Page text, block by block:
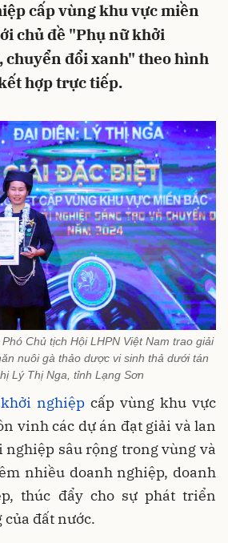
cấp vùng khu vực miền
chủ đề "Phụ nữ khởi
chuyển đổi xanh" theo hình
hợp trực tiếp.
Chủ tịch Hội LHPN Việt Nam trao giải
nuôi gà thảo dược vi sinh thả dưới tán
Lý Thị Nga, tỉnh Lạng Sơn
nghiệp cấp vùng khu vực
vinh các dự án đạt giải và lan
sâu rộng trong vùng và
nhiều doanh nghiệp, doanh
thúc đẩy cho sự phát triển
đất nước.